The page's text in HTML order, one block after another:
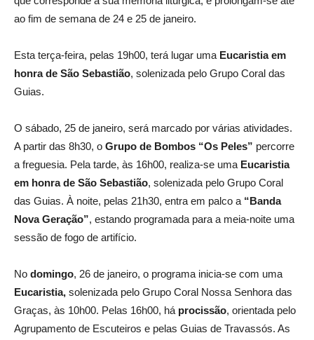
ao fim de semana de 24 e 25 de janeiro.
Esta terça-feira, pelas 19h00, terá lugar uma Eucaristia em
honra de São Sebastião, solenizada pelo Grupo Coral das
Guias.
O sábado, 25 de janeiro, será marcado por várias atividades.
A partir das 8h30, o Grupo de Bombos “Os Peles” percorre
a freguesia. Pela tarde, às 16h00, realiza-se uma Eucaristia
em honra de São Sebastião, solenizada pelo Grupo Coral
das Guias. À noite, pelas 21h30, entra em palco a “Banda
Nova Geração”, estando programada para a meia-noite uma
sessão de fogo de artifício.
No domingo, 26 de janeiro, o programa inicia-se com uma
Eucaristia, solenizada pelo Grupo Coral Nossa Senhora das
Graças, às 10h00. Pelas 16h00, há procissão, orientada pelo
Agrupamento de Escuteiros e pelas Guias de Travassós. As